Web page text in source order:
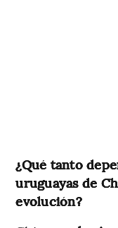
¿Qué tanto
uruguayas de
evolución?